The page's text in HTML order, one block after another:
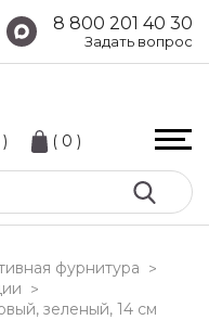
8 800 201 40 30
Задать вопрос
( 0 )
фурнитура >
>
зеленый, 14 см